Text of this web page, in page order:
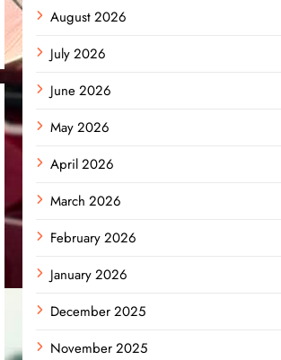
August 2026
July 2026
June 2026
May 2026
April 2026
March 2026
February 2026
January 2026
December 2025
November 2025